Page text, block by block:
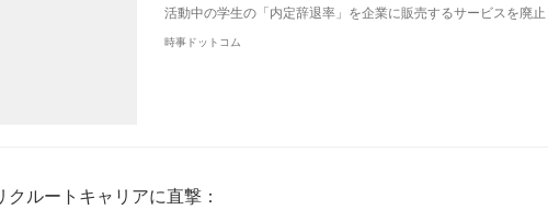
活動中の学生の「内定辞退率」を企業に販売するサービスを廃
時事ドットコム
クルートキャリアに直撃：